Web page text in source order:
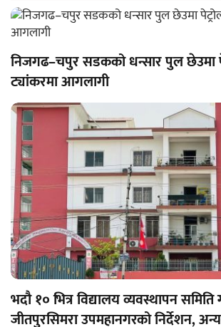
निजगढ–चपुर सडकको धन्सार पुल छेउमा
ट्यांकरमा आगलागी
भदौ १० भित्र विद्यालय व्यवस्थापन
जीतपुरसिमरा उपमहानगरको निर्देशन,